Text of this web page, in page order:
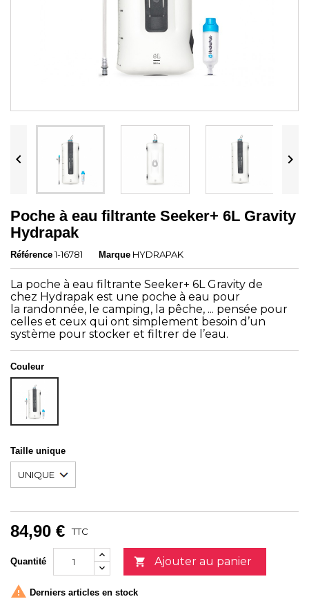
 
Poche à eau filtrante Seeker+ 6L Gravity
Hydrapak
Référence 1-16781 Marque HYDRAPAK
La poche à eau filtrante Seeker+ 6L Gravity de
chez Hydrapak est une poche à eau pour
la randonnée, le camping, la pêche, ... pensée pour
celles et ceux qui ont simplement besoin d’un
système pour stocker et filtrer de l’eau.
Couleur
Unicolor
Taille unique
84,90 € TTC
Quantité  Ajouter au panier
 Derniers articles en stock